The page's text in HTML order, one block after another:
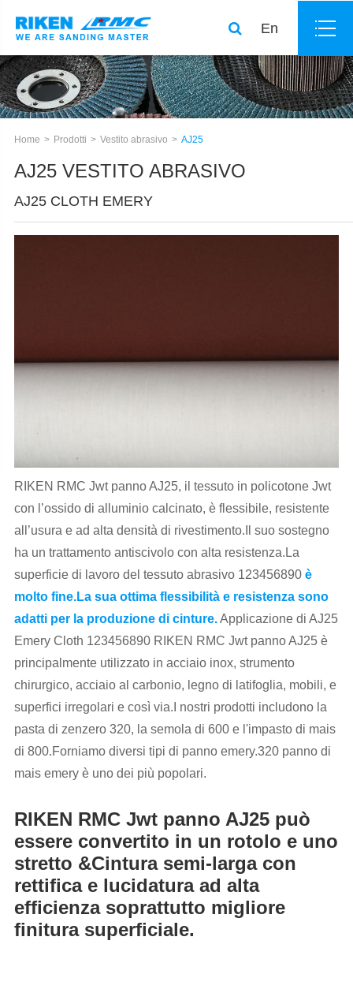
En
Home Prodotti Vestito abrasivo AJ25
AJ25 VESTITO ABRASIVO
AJ25 CLOTH EMERY
RIKEN RMC Jwt panno AJ25, il tessuto in policotone Jwt
con l’ossido di alluminio calcinato, è flessibile, resistente
all’usura e ad alta densità di rivestimento.Il suo sostegno
ha un trattamento antiscivolo con alta resistenza.La
superficie di lavoro del tessuto abrasivo 123456890 è
molto fine.La sua ottima flessibilità e resistenza sono
adatti per la produzione di cinture.Applicazione di AJ25
Emery Cloth 123456890 RIKEN RMC Jwt panno AJ25 è
principalmente utilizzato in acciaio inox, strumento
chirurgico, acciaio al carbonio, legno di latifoglia, mobili, e
superfici irregolari e così via.I nostri prodotti includono la
pasta di zenzero 320, la semola di 600 e l'impasto di mais
di 800.Forniamo diversi tipi di panno emery.320 panno di
mais emery è uno dei più popolari.
RIKEN RMC Jwt panno AJ25 può
essere convertito in un rotolo e uno
stretto &Cintura semi-larga con
rettifica e lucidatura ad alta
efficienza soprattutto migliore
finitura superficiale.